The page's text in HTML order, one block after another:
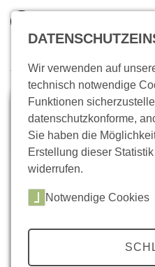
inkl. MwSt.
Zum
Wo bin ich?
Wir verwenden auf
technisch notwendige
Funktionen
datenschutzkonforme,
Sie haben die
Erstellung dieser
widerrufen.
Notwendige Cookies